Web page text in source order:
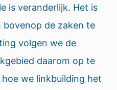
is veranderlijk. Het is
de zaken te
volgen we de
daarom op te
we linkbuilding het